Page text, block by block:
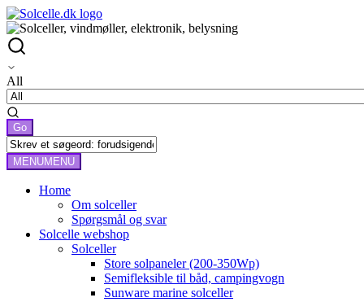
All
MENUMENU
Home
Om solceller
Spørgsmål og svar
Solcelle webshop
Solceller
Store solpaneler (200-350Wp)
Semifleksible til båd, campingvogn
Sunware marine solceller